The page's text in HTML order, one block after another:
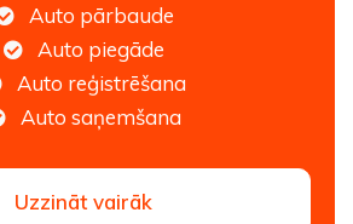
Auto pārbaude
Auto piegāde
Auto reģistrēšana
Auto saņemšana
Uzzināt vairāk